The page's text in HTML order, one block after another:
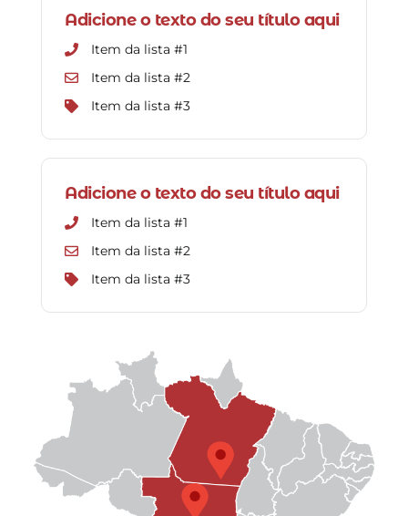
Adicione o texto do seu título aqui
Item da lista #1
Item da lista #2
Item da lista #3
Adicione o texto do seu título aqui
Item da lista #1
Item da lista #2
Item da lista #3